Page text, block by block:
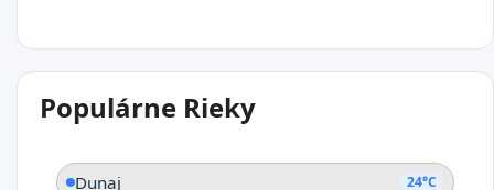
Populárne Rieky
Dunaj 24°C